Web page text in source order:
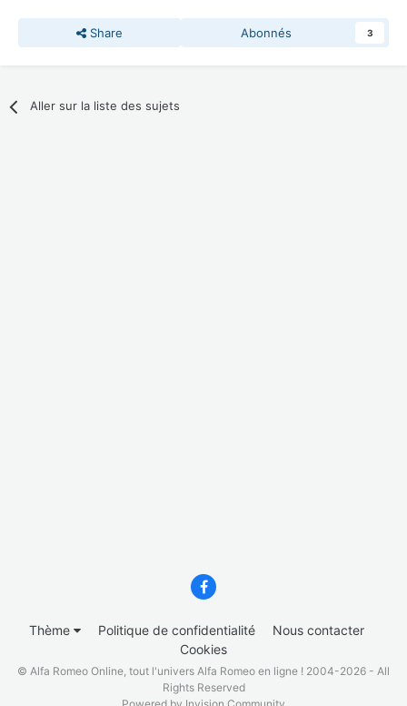
Share Abonnés 3
Aller sur la liste des sujets
Thème Politique de confidentialité
Nous contacter
Cookies
© Alfa Romeo Online, tout l'univers Alfa Romeo en ligne ! 2004-2026 - All
Rights Reserved